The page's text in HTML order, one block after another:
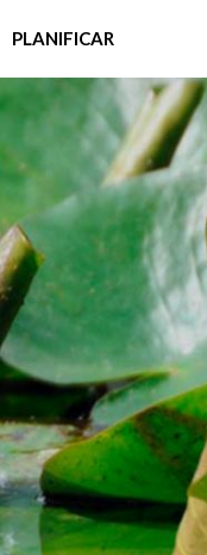
PLANIFICAR